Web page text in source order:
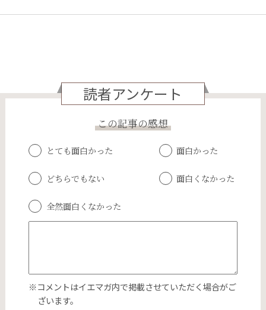
読者アンケート
この記事の感想
とても面白かった 面白かった
どちらでもない 面白くなかった
全然面白くなかった
※コメントはイエマガ内で掲載させていただく場合がご
ざいます。